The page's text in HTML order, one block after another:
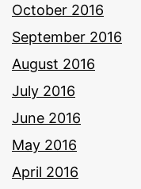
October 2016
September 2016
August 2016
July 2016
June 2016
May 2016
April 2016